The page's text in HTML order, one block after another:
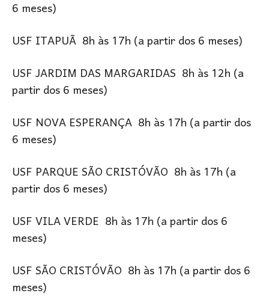
6 meses)
USF ITAPUÃ 8h às 17h (a partir dos 6 meses)
USF JARDIM DAS MARGARIDAS 8h às 12h (a
partir dos 6 meses)
USF NOVA ESPERANÇA 8h às 17h (a partir dos
6 meses)
USF PARQUE SÃO CRISTÓVÃO 8h às 17h (a
partir dos 6 meses)
USF VILA VERDE 8h às 17h (a partir dos 6
meses)
USF SÃO CRISTÓVÃO 8h às 17h (a partir dos 6
meses)